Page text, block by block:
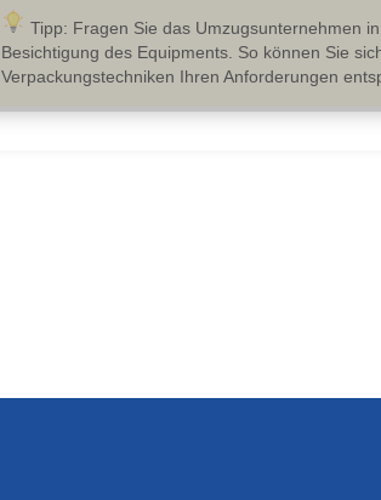
Tipp: Fragen Sie das Umzugsunternehmen
Besichtigung des Equipments. So können Sie
Verpackungstechniken Ihren Anforderungen